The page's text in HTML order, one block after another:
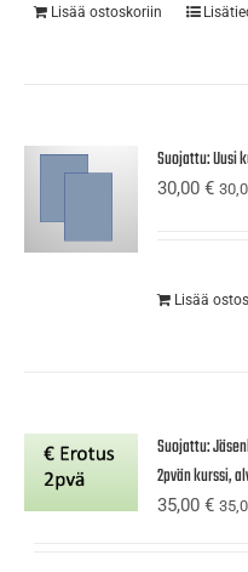
Lisää ostoskoriin
Suojattu: Uusi
30,00€
Lisää
Suojattu:
2pvän kurssi,
35,00€